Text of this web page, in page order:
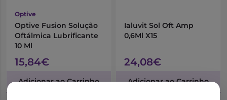
Optive
Optive Fusion Solução
Oftálmica Lubrificante
10 Ml
15,84€
Adicionar ao Carrinho
Ialuvit Sol Oft Amp
0,6Ml X15
24,08€
Adicionar ao Carrinho